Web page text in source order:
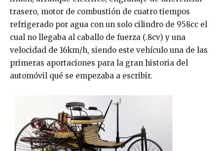
trasero, motor de combustión de cuatro tiempos
refrigerado por agua con un solo cilindro de 958cc el
cual no llegaba al caballo de fuerza (.8cv) y una
velocidad de 16km/h, siendo este vehículo una de las
primeras aportaciones para la gran historia del
automóvil qué se empezaba a escribir.